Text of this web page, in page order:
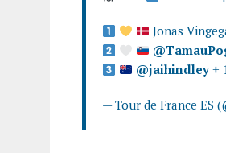
Jonas
@jaihindley +
— Tour de France ES